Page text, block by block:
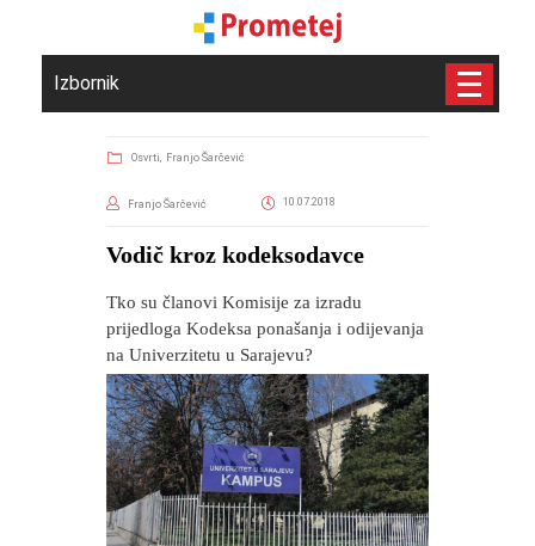
Izbornik
Osvrti, Franjo Šarčević
Franjo Šarčević 10.07.2018
Vodič kroz kodeksodavce
Tko su članovi Komisije za izradu
prijedloga Kodeksa ponašanja i odijevanja
na Univerzitetu u Sarajevu?